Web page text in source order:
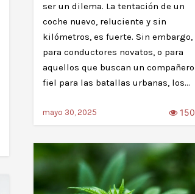
ser un dilema. La tentación de un
coche nuevo, reluciente y sin
kilómetros, es fuerte. Sin embargo,
para conductores novatos, o para
aquellos que buscan un compañero
fiel para las batallas urbanas, los…
mayo 30, 2025 150